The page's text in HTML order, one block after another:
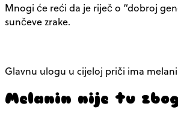
Mnogi će reći da je riječ o “dobroj
sunčeve zrake.
Glavnu ulogu u cijeloj priči ima
Melanin nije tu